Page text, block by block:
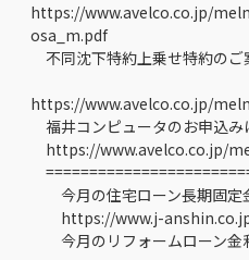
https://www.avelco.co.jp/
osa_m.pdf
不同沈下特約上乗せ特約のご
https://www.avelco.co.jp/
福井コンピュータのお申込み
https://www.avelco.co.jp/
今月の住宅ローン長期固
https://www.j-
今月のリフォームローン